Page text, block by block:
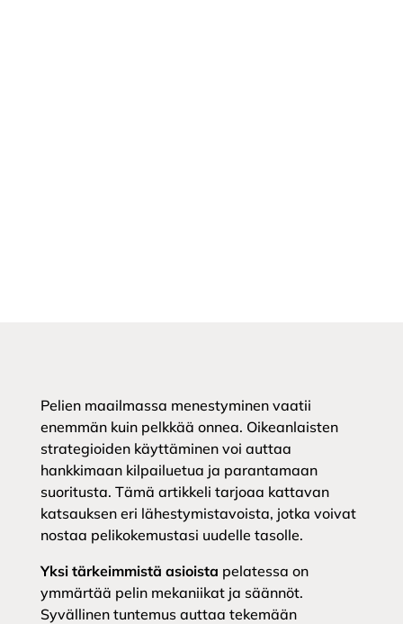
Pelien maailmassa menestyminen vaatii
enemmän kuin pelkkää onnea. Oikeanlaisten
strategioiden käyttäminen voi auttaa
hankkimaan kilpailuetua ja parantamaan
suoritusta. Tämä artikkeli tarjoaa kattavan
katsauksen eri lähestymistavoista, jotka voivat
nostaa pelikokemustasi uudelle tasolle.
Yksi tärkeimmistä asioista pelatessa on
ymmärtää pelin mekaniikat ja säännöt.
Syvällinen tuntemus auttaa tekemään